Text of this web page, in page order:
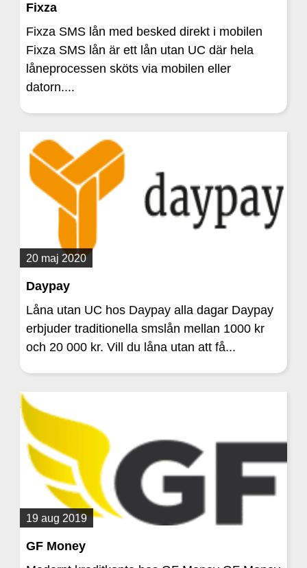
Fixza
Fixza SMS lån med besked direkt i mobilen
Fixza SMS lån är ett lån utan UC där hela
låneprocessen sköts via mobilen eller
datorn....
20 maj 2020
Daypay
Låna utan UC hos Daypay alla dagar Daypay
erbjuder traditionella smslån mellan 1000 kr
och 20 000 kr. Vill du låna utan att få...
19 aug 2019
GF Money